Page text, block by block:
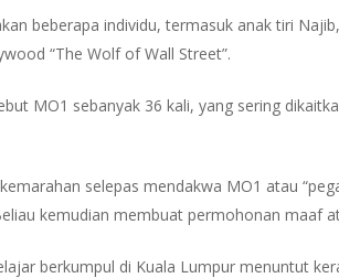
beberapa individu, termasuk anak tiri
“The Wolf of Wall Street”.
MO1 sebanyak 36 kali, yang sering
selepas mendakwa MO1 atau
kemudian membuat permohonan maaf
berkumpul di Kuala Lumpur menuntut